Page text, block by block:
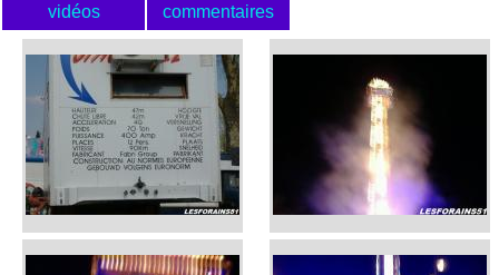
vidéos commentaires